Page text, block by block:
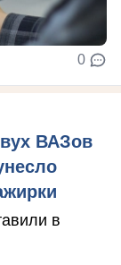
0
ВАЗов
в